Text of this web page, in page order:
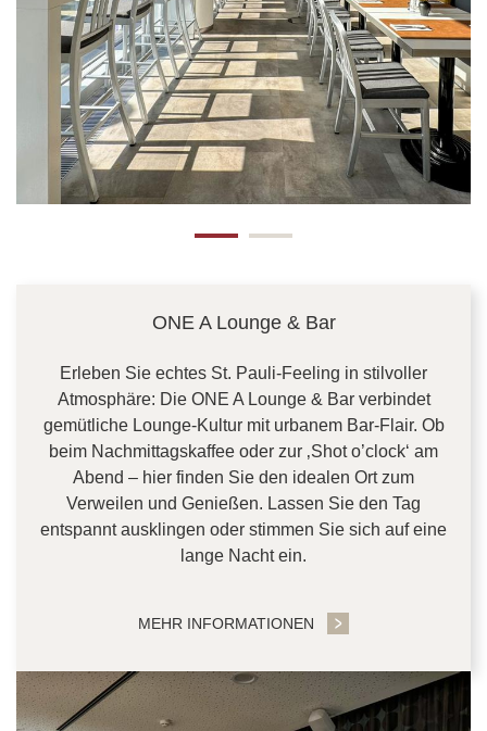
ONE A Lounge & Bar
Erleben Sie echtes St. Pauli-Feeling in stilvoller
Atmosphäre: Die ONE A Lounge & Bar verbindet
gemütliche Lounge-Kultur mit urbanem Bar-Flair. Ob
beim Nachmittagskaffee oder zur ‚Shot o’clock‘ am
Abend – hier finden Sie den idealen Ort zum
Verweilen und Genießen. Lassen Sie den Tag
entspannt ausklingen oder stimmen Sie sich auf eine
lange Nacht ein.
MEHR INFORMATIONEN